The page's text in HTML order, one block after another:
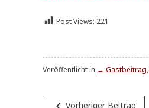
Post Views: 221
Veröffentlicht in → Gastbeitrag,
Beitragsnavigation
Vorheriger Beitrag